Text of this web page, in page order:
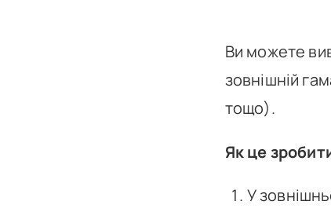
Ви можете
зовнішній
тощо).
Як це
У